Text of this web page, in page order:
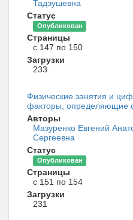
Тадэушевна
Статус
Опубликован
Страницы
с 147 по 150
Загрузки
233
Физические занятия и
факторы, определяющие
Авторы
Мазуренко Евгений
Сергеевна
Статус
Опубликован
Страницы
с 151 по 154
Загрузки
231